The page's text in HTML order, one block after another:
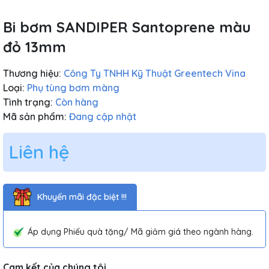
Bi bơm SANDIPER Santoprene màu
đỏ 13mm
Thương hiệu: Công Ty TNHH Kỹ Thuật Greentech Vina
Loại: Phụ tùng bơm màng
Tình trạng: Còn hàng
Mã sản phẩm: Đang cập nhật
Liên hệ
Khuyến mãi đặc biệt !!!
Áp dụng Phiếu quà tặng/ Mã giảm giá theo ngành hàng.